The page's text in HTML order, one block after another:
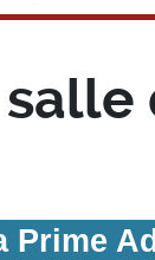
Prime